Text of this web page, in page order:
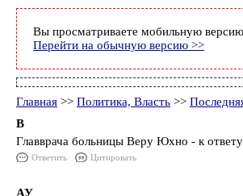
Вы просматриваете мобильную
Перейти на обычную версию >>
Главная >> Политика, Власть >>
В
Главврача больницы Веру Юхно - к
Ответить Цитировать
АУ